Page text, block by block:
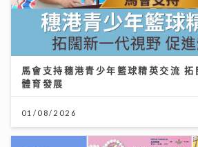
馬會支持穗港青少年籃球精英交流
體育發展
01/08/2026